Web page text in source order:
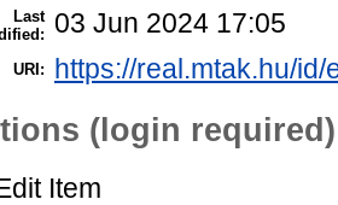
Last 03 Jun 2024 17:05
URI: https://real.mtak.hu/
(login required)
Item